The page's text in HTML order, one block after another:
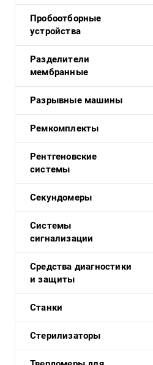
Пробоотборные
устройства
Разделители
мембранные
Разрывные машины
Ремкомплекты
Рентгеновские
системы
Секундомеры
Системы
сигнализации
Средства диагностики
и защиты
Станки
Стерилизаторы